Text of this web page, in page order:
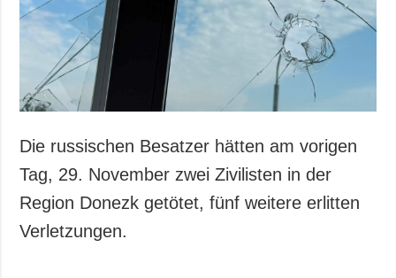
Die russischen Besatzer hätten am vorigen
Tag, 29. November zwei Zivilisten in der
Region Donezk getötet, fünf weitere erlitten
Verletzungen.